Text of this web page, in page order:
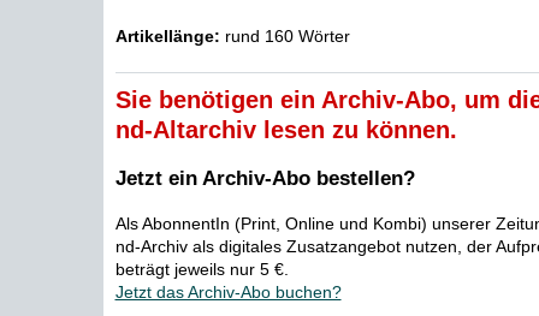
Artikellänge: rund 160 Wörter
Sie benötigen ein Archiv-Abo, um
nd-Altarchiv lesen zu können.
Jetzt ein Archiv-Abo bestellen?
Als AbonnentIn (Print, Online und Kombi) unserer
nd-Archiv als digitales Zusatzangebot nutzen, der
beträgt jeweils nur 5 €.
Jetzt das Archiv-Abo buchen?